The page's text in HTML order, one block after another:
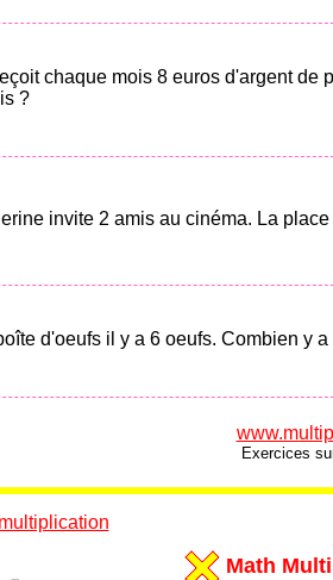
chaque mois 8 euros d'argent de
?
invite 2 amis au cinéma. La
d'oeufs il y a 6 oeufs. Combien y
Exercices
Math